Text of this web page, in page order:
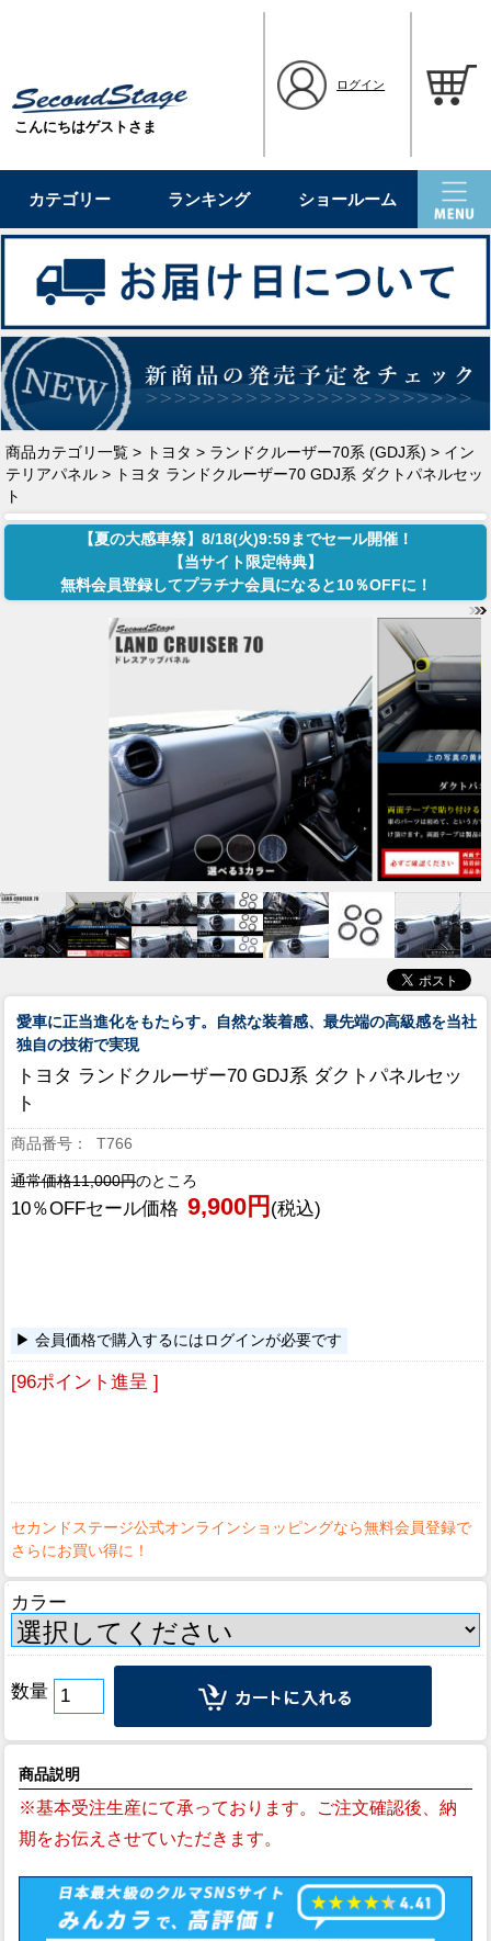
こんにちはゲストさま
ログイン
カテゴリー ランキング ショールーム
商品カテゴリ一覧 > トヨタ > ランドクルーザー70系 (GDJ系) > イン
テリアパネル > トヨタ ランドクルーザー70 GDJ系 ダクトパネルセッ
ト
【夏の大感車祭】8/18(火)9:59までセール開催！
【当サイト限定特典】
無料会員登録してプラチナ会員になると10％OFFに！
愛車に正当進化をもたらす。自然な装着感、最先端の高級感を当社
独自の技術で実現
トヨタ ランドクルーザー70 GDJ系 ダクトパネルセッ
ト
T766
通常価格11,000円のところ
10％OFFセール価格 9,900円 (税込)
会員価格で購入するにはログインが必要です
[96ポイント進呈 ]
カラー
数量
商品説明
※基本受注生産にて承っております。ご注文確認後、納
期をお伝えさせていただきます。